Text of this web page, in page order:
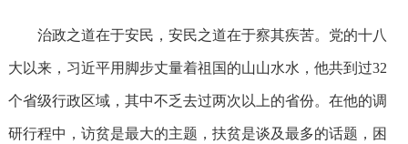
治政之道在于安民，安民之道在于察其疾苦。党的十八
大以来，习近平用脚步丈量着祖国的山山水水，他共到过32
个省级行政区域，其中不乏去过两次以上的省份。在他的调
研行程中，访贫是最大的主题，扶贫是谈及最多的话题，困